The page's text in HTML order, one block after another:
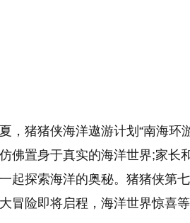
，猪猪侠海洋遨游计划“南海环
佛置身于真实的海洋世界;家长
起探索海洋的奥秘。猪猪侠第
冒险即将启程，海洋世界惊喜等